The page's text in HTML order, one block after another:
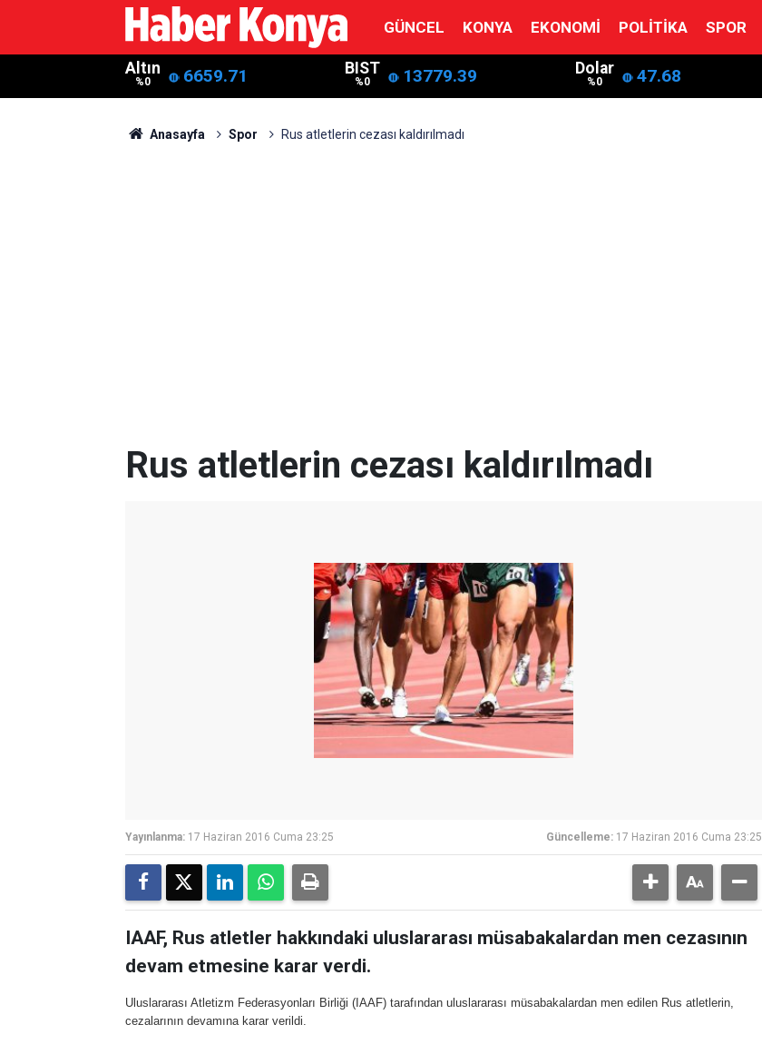
GÜNCEL KONYA EKONOMI POLITIKA SPOR
Altın
%0 6659.71 BIST
%0 13779.39 Dolar
%0 47.68
Anasayfa Spor Rus atletlerin cezası kaldırılmadı
Rus atletlerin cezası kaldırılmadı
Yayınlanma: 17 Haziran 2016 Cuma 23:25 Güncelleme: 17 Haziran 2016 Cuma 23:25
IAAF, Rus atletler hakkındaki uluslararası müsabakalardan men cezasının
devam etmesine karar verdi.
Uluslararası Atletizm Federasyonları Birliği (IAAF) tarafından uluslararası müsabakalardan men edilen Rus atletlerin,
cezalarının devamına karar verildi.